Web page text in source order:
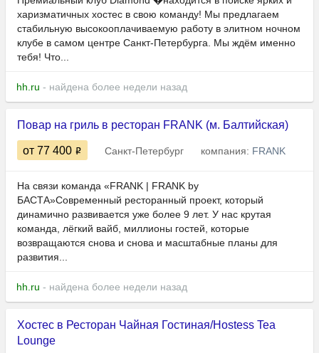
харизматичных хостес в свою команду! Мы предлагаем
стабильную высокооплачиваемую работу в элитном ночном
клубе в самом центре Санкт-Петербурга. Мы ждём именно
тебя! Что...
hh.ru - найдена более недели назад
Повар на гриль в ресторан FRANK (м. Балтийская)
от 77 400 Санкт-Петербург компания: FRANK
На связи команда «FRANK | FRANK by
БАСТА»Современный ресторанный проект, который
динамично развивается уже более 9 лет. У нас крутая
команда, лёгкий вайб, миллионы гостей, которые
возвращаются снова и снова и масштабные планы для
развития...
hh.ru - найдена более недели назад
Хостес в Ресторан Чайная Гостиная/Hostess Tea
Lounge